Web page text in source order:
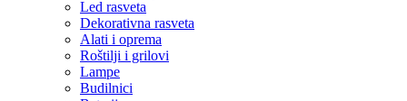
Led rasveta
Dekorativna rasveta
Alati i oprema
Roštilji i grilovi
Lampe
Budilnici